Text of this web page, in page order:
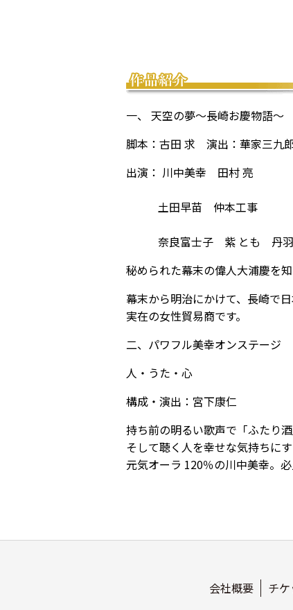
一、 天空の夢～長崎お慶物語～
脚本：古田 求 演出：華家三九
出演： 川中美幸 田村 亮
土田早苗 仲本工事
奈良富士子 紫 とも 丹
秘められた幕末の偉人大浦慶を
幕末から明治にかけて、長崎で
実在の女性貿易商です。
二、パワフル美幸オンステージ
人・うた・心
構成・演出：宮下康仁
持ち前の明るい歌声で「ふたり
そして聴く人を幸せな気持ちに
元気オーラ 120％の川中美幸。必
会社概要 チ